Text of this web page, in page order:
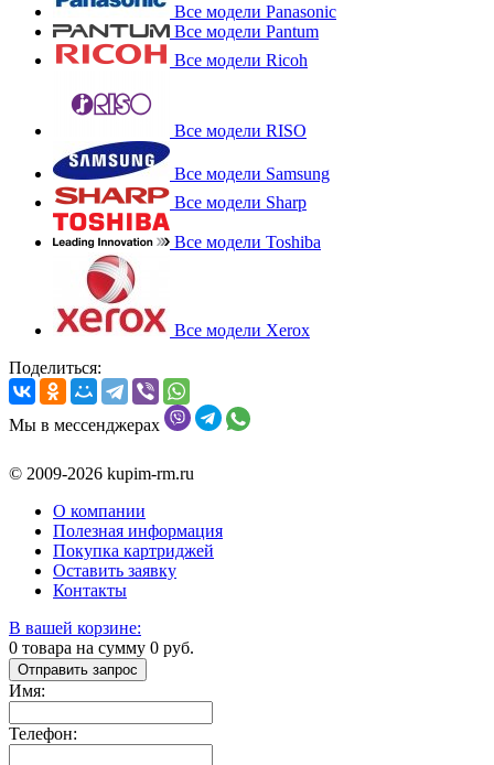
Все модели Panasonic
Все модели Pantum
Все модели Ricoh
Все модели RISO
Все модели Samsung
Все модели Sharp
Все модели Toshiba
Все модели Xerox
Поделиться:
Мы в мессенджерах
© 2009-2026 kupim-rm.ru
О компании
Полезная информация
Покупка картриджей
Оставить заявку
Контакты
В вашей корзине:
0 товара на сумму 0 руб.
Отправить запрос
Имя:
Телефон: